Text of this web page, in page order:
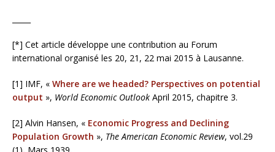
[*] Cet article développe une contribution au Forum
international organisé les 20, 21, 22 mai 2015 à Lausanne.
[1] IMF, « Where are we headed? Perspectives on potential
output », World Economic Outlook April 2015, chapitre 3.
[2] Alvin Hansen, « Economic Progress and Declining
Population Growth », The American Economic Review, vol.29